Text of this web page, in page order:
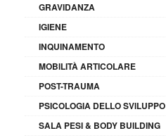
GRAVIDANZA
IGIENE
INQUINAMENTO
MOBILITÀ ARTICOLARE
POST-TRAUMA
PSICOLOGIA DELLO SVILUPPO
SALA PESI & BODY BUILDING